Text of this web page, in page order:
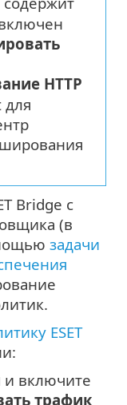
HTTP
для
Bridge с
(в
задачи
ESET
и включите
трафик